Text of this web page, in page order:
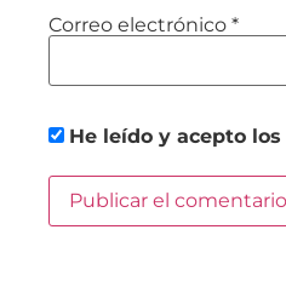
Correo electrónico *
He leído y acepto los